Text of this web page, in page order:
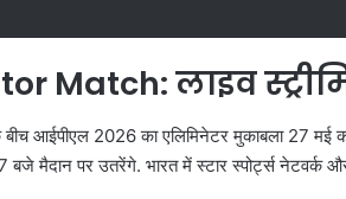
Match: लाइव
बीच आईपीएल 2026 का एलिमिनेटर मुकाबला 27
मैदान पर उतरेंगे. भारत में स्टार स्पोर्ट्स नेटवर्क